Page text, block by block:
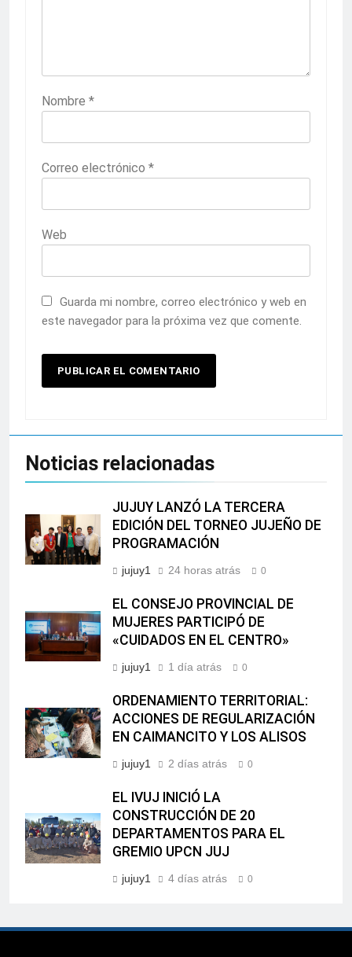
Nombre *
Correo electrónico *
Web
Guarda mi nombre, correo electrónico y web en
este navegador para la próxima vez que comente.
Noticias relacionadas
JUJUY LANZÓ LA TERCERA
EDICIÓN DEL TORNEO JUJEÑO DE
PROGRAMACIÓN
jujuy1 24 horas atrás 0
EL CONSEJO PROVINCIAL DE
MUJERES PARTICIPÓ DE
«CUIDADOS EN EL CENTRO»
jujuy1 1 día atrás 0
ORDENAMIENTO TERRITORIAL:
ACCIONES DE REGULARIZACIÓN
EN CAIMANCITO Y LOS ALISOS
jujuy1 2 días atrás 0
EL IVUJ INICIÓ LA
CONSTRUCCIÓN DE 20
DEPARTAMENTOS PARA EL
GREMIO UPCN JUJ
jujuy1 4 días atrás 0